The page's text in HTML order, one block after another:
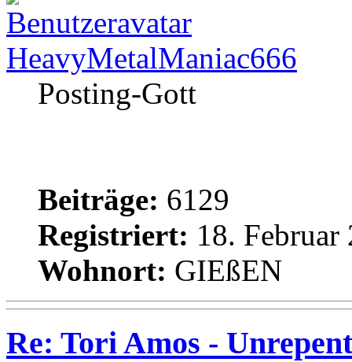
HeavyMetalManiac666
Posting-Gott
Beiträge: 6129
Registriert: 18. Februar
Wohnort: GIEßEN
Re: Tori Amos -